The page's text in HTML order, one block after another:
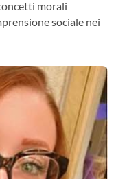
morali
sociale nei